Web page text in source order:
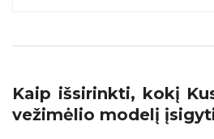
Kaip išsirinkti, kokį
vežimėlio modelį